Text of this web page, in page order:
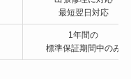
最短翌日対応
1年間の
標準保証期間中のみ